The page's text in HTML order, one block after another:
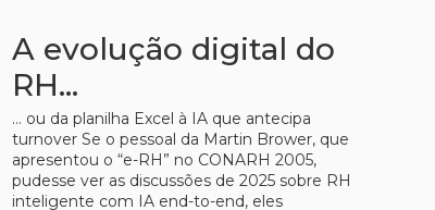
A evolução digital do
RH…
… ou da planilha Excel à IA que antecipa
turnover Se o pessoal da Martin Brower, que
apresentou o “e-RH” no CONARH 2005,
pudesse ver as discussões de 2025 sobre RH
inteligente com IA end-to-end, eles